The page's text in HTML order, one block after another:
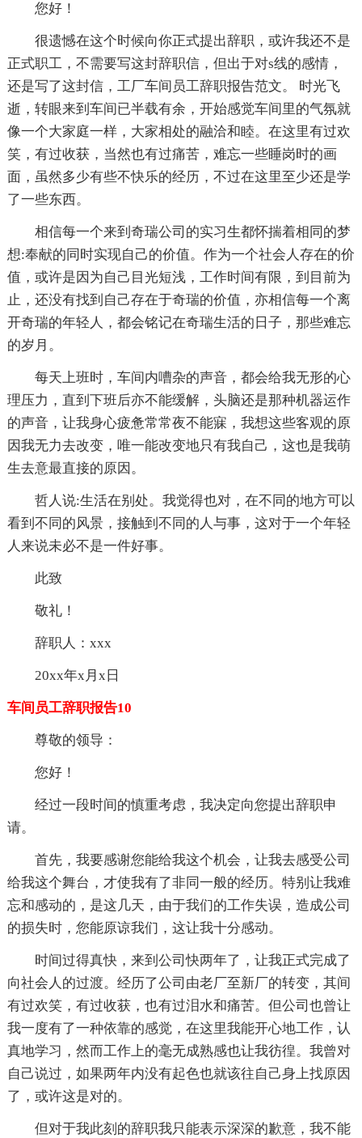
您好！
很遗憾在这个时候向你正式提出辞职，或许我还不是
正式职工，不需要写这封辞职信，但出于对s线的感情，
还是写了这封信，工厂车间员工辞职报告范文。 时光飞
逝，转眼来到车间已半载有余，开始感觉车间里的气氛就
像一个大家庭一样，大家相处的融洽和睦。在这里有过欢
笑，有过收获，当然也有过痛苦，难忘一些睡岗时的画
面，虽然多少有些不快乐的经历，不过在这里至少还是学
了一些东西。
相信每一个来到奇瑞公司的实习生都怀揣着相同的梦
想:奉献的同时实现自己的价值。作为一个社会人存在的价
值，或许是因为自己目光短浅，工作时间有限，到目前为
止，还没有找到自己存在于奇瑞的价值，亦相信每一个离
开奇瑞的年轻人，都会铭记在奇瑞生活的日子，那些难忘
的岁月。
每天上班时，车间内嘈杂的声音，都会给我无形的心
理压力，直到下班后亦不能缓解，头脑还是那种机器运作
的声音，让我身心疲惫常常夜不能寐，我想这些客观的原
因我无力去改变，唯一能改变地只有我自己，这也是我萌
生去意最直接的原因。
哲人说:生活在别处。我觉得也对，在不同的地方可以
看到不同的风景，接触到不同的人与事，这对于一个年轻
人来说未必不是一件好事。
此致
敬礼！
辞职人：xxx
20xx年x月x日
车间员工辞职报告10
尊敬的领导：
您好！
经过一段时间的慎重考虑，我决定向您提出辞职申
请。
首先，我要感谢您能给我这个机会，让我去感受公司
给我这个舞台，才使我有了非同一般的经历。特别让我难
忘和感动的，是这几天，由于我们的工作失误，造成公司
的损失时，您能原谅我们，这让我十分感动。
时间过得真快，来到公司快两年了，让我正式完成了
向社会人的过渡。经历了公司由老厂至新厂的转变，其间
有过欢笑，有过收获，也有过泪水和痛苦。但公司也曾让
我一度有了一种依靠的感觉，在这里我能开心地工作，认
真地学习，然而工作上的毫无成熟感也让我彷徨。我曾对
自己说过，如果两年内没有起色也就该往自己身上找原因
了，或许这是对的。
但对于我此刻的辞职我只能表示深深的歉意，我不能